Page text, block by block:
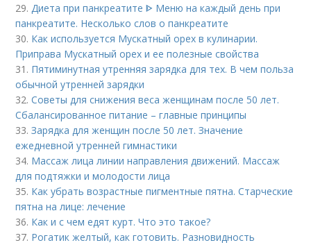
29.Диета при панкреатите ᐈ Меню на каждый день при
панкреатите. Несколько слов о панкреатите
30. Как используется Мускатный орех в кулинарии.
Приправа Мускатный орех и ее полезные свойства
31. Пятиминутная утренняя зарядка для тех. В чем польза
обычной утренней зарядки
32.Советы для снижения веса женщинам после 50 лет.
Сбалансированное питание – главные принципы
33.Зарядка для женщин после 50 лет. Значение
ежедневной утренней гимнастики
34. Массаж лица линии направления движений. Массаж
для подтяжки и молодости лица
35. Как убрать возрастные пигментные пятна. Старческие
пятна на лице: лечение
36. Как и с чем едят курт. Что это такое?
37. Рогатик желтый, как готовить. Разновидность